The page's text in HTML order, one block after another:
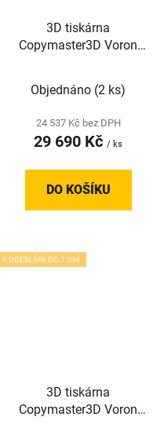
3D tiskárna
Copymaster3D Voron
Objednáno (2 ks)
24 537 Kč bez DPH
29 690 Kč / ks
DO KOŠÍKU
K ODESLÁNÍ DO 7 DNÍ
3D tiskárna
Copymaster3D Voron